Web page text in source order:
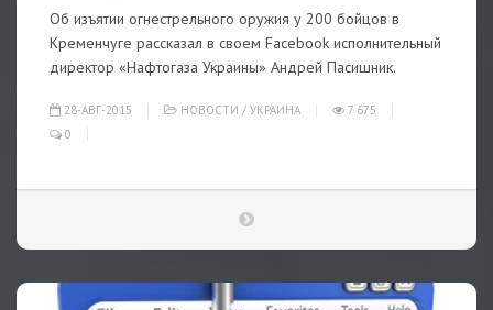
Об изъятии огнестрельного оружия у 200 бойцов в
Кременчуге рассказал в своем Facebook исполнительный
директор «Нафтогаза Украины» Андрей Пасишник.
28-АВГ-2015 НОВОСТИ / УКРАИНА
7 675
0